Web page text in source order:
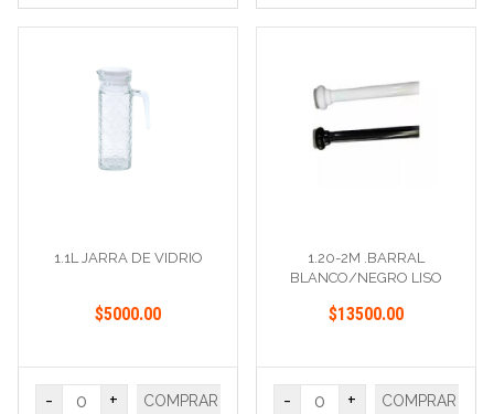
1.1L JARRA DE VIDRIO
$5000.00
- + COMPRAR
1.20-2M .BARRAL
BLANCO/NEGRO LISO
$13500.00
- + COMPRAR